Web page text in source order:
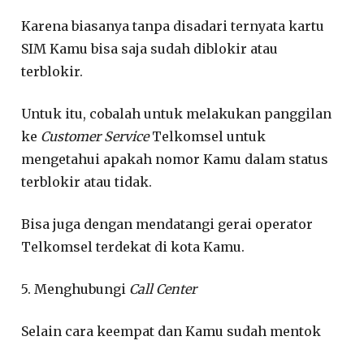
Karena biasanya tanpa disadari ternyata kartu
SIM Kamu bisa saja sudah diblokir atau
terblokir.
Untuk itu, cobalah untuk melakukan panggilan
ke Customer ServiceTelkomsel untuk
mengetahui apakah nomor Kamu dalam status
terblokir atau tidak.
Bisa juga dengan mendatangi gerai operator
Telkomsel terdekat di kota Kamu.
5. Menghubungi Call Center
Selain cara keempat dan Kamu sudah mentok